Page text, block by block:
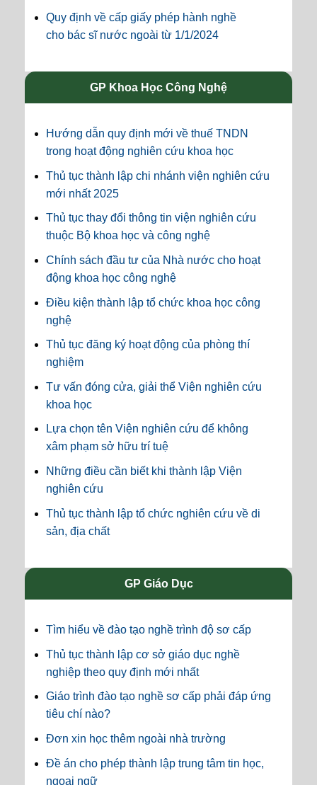
Quy định về cấp giấy phép hành nghề
cho bác sĩ nước ngoài từ 1/1/2024
GP Khoa Học Công Nghệ
Hướng dẫn quy định mới về thuế TNDN
trong hoạt động nghiên cứu khoa học
Thủ tục thành lập chi nhánh viện nghiên cứu
mới nhất 2025
Thủ tục thay đổi thông tin viện nghiên cứu
thuộc Bộ khoa học và công nghệ
Chính sách đầu tư của Nhà nước cho hoạt
động khoa học công nghệ
Điều kiện thành lập tổ chức khoa học công
nghệ
Thủ tục đăng ký hoạt động của phòng thí
nghiệm
Tư vấn đóng cửa, giải thể Viện nghiên cứu
khoa học
Lựa chọn tên Viện nghiên cứu để không
xâm phạm sở hữu trí tuệ
Những điều cần biết khi thành lập Viện
nghiên cứu
Thủ tục thành lập tổ chức nghiên cứu về di
sản, địa chất
GP Giáo Dục
Tìm hiểu về đào tạo nghề trình độ sơ cấp
Thủ tục thành lập cơ sở giáo dục nghề
nghiệp theo quy định mới nhất
Giáo trình đào tạo nghề sơ cấp phải đáp ứng
tiêu chí nào?
Đơn xin học thêm ngoài nhà trường
Đề án cho phép thành lập trung tâm tin học,
ngoại ngữ